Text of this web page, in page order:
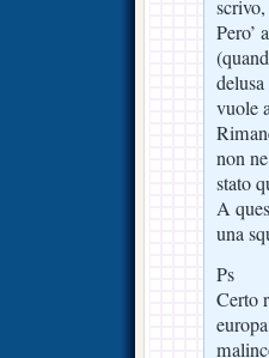
Pero’
vuole
non
stato
A
una
Ps
Certo